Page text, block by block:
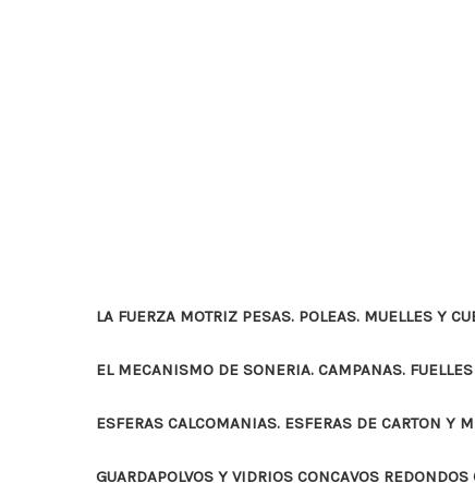
LA FUERZA MOTRIZ PESAS. POLEAS. MUELLES Y
EL MECANISMO DE SONERIA. CAMPANAS.
ESFERAS CALCOMANIAS. ESFERAS DE CARTON Y
GUARDAPOLVOS Y VIDRIOS CONCAVOS REDONDOS